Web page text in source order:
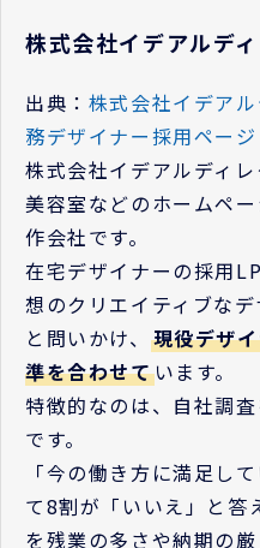
株式会社イデアルデ
出典： 株式会社イデア
務デザイナー採用ページ
株式会社イデアルディ
美容室などのホームペ
作会社です。
在宅デザイナーの採用
想のクリエイティブなデ
と問いかけ、 現役デザ
準を合わせています。
特徴的なのは、自社調
です。
「今の働き方に満足し
て8割が「いいえ」と答
を残業の多さや納期の